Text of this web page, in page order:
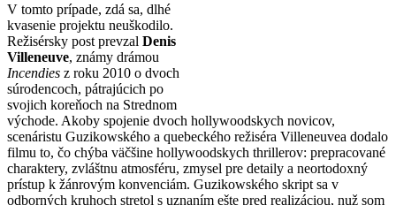
V tomto prípade, zdá sa, dlhé
kvasenie projektu neuškodilo.
Režisérsky post prevzal Denis
Villeneuve, známy drámou
Incendies z roku 2010 o dvoch
súrodencoch, pátrajúcich po
svojich koreňoch na Strednom
východe. Akoby spojenie dvoch hollywoodskych novicov,
scenáristu Guzikowského a quebeckého režiséra Villeneuvea dodalo
filmu to, čo chýba väčšine hollywoodskych thrillerov: prepracované
charaktery, zvláštnu atmosféru, zmysel pre detaily a neortodoxný
prístup k žánrovým konvenciám. Guzikowského skript sa v
odborných kruhoch stretol s uznaním ešte pred realizáciou, nuž som